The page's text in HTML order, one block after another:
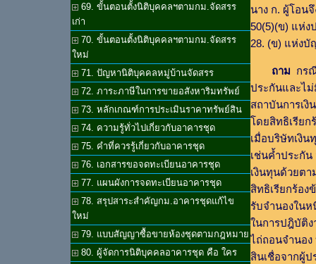
69. ขั้นตอนตั้งนิติบุคคลฯตามกม.จัดสรร
เก่า
70. ขั้นตอนตั้งนิติบุคคลฯตามกม.จัดสรร
ใหม่
71. ปัญหานิติบุคคลหมู่บ้านจัดสรร
72. ภาระภาษีในการขายอสังหาริมทรัพย์
73. หลักเกณฑ์การประเมินราคาทรัพย์สิน
74. ความรู้ทั่วไปเกี่ยวกับอาคารชุด
75. คำที่ควรรู้เกี่ยวกับอาคารชุด
76. เอกสารขอจดทะเบียนอาคารชุด
77. แผนผังการจดทะเบียนอาคารชุด
78. สรุปสาระสำคัญกม.อาคารชุดแก้ไข
ใหม่
79. แบบสัญญาซื้อขายห้องชุดตามกฎหมาย
80. ผู้จัดการนิติบุคคลอาคารชุด คือ ใคร
นาง ก. ผู้โอน
50(5)(ข) แห่ง
28. (ข) แห่ง
ถาม กร
ประกันและไ
สถาบันการเงิ
โดยสิทธิเรียก
เมื่อบริษัทเงิ
เช่นค้ำประกั
เงินทุนด้วยต
สิทธิเรียกร้อง
รับจำนองในห
ในการปฎิบัติ
ไถ่ถอนจำนอ
สินเชื่อจากผู้ป